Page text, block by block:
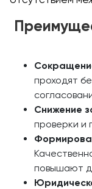
проходят
Снижение
проверки и
повышают